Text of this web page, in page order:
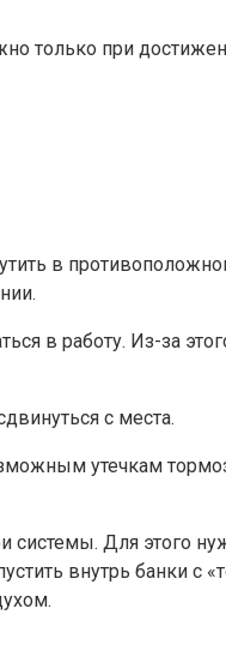
только при
в
в работу. Из-за
с места.
утечкам
системы. Для этого
внутрь банки с